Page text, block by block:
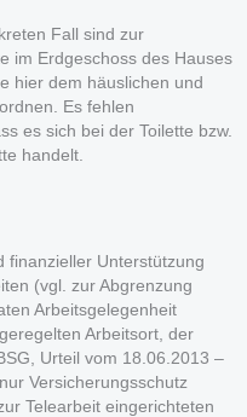
Fall sind zur
im Erdgeschoss des Hauses
hier dem häuslichen und
Es fehlen
es sich bei der Toilette bzw.
handelt.
finanzieller Unterstützung
(vgl. zur Abgrenzung
Arbeitsgelegenheit
Arbeitsort, der
Urteil vom 18.06.2013 –
Versicherungsschutz
Telearbeit eingerichteten